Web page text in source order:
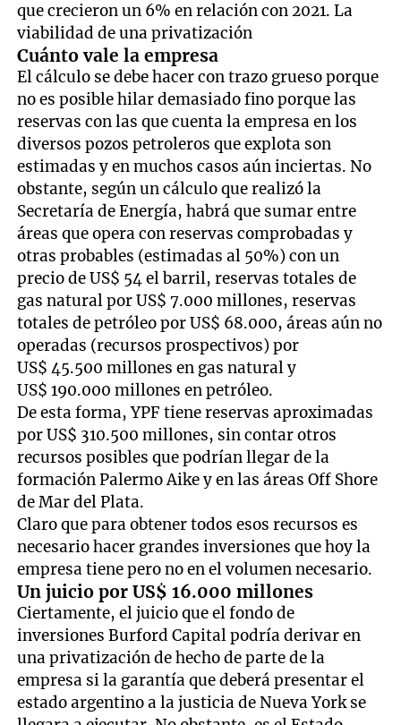
que crecieron un 6% en relación con 2021. La
viabilidad de una privatización
Cuánto vale la empresa
El cálculo se debe hacer con trazo grueso porque
no es posible hilar demasiado fino porque las
reservas con las que cuenta la empresa en los
diversos pozos petroleros que explota son
estimadas y en muchos casos aún inciertas. No
obstante, según un cálculo que realizó la
Secretaría de Energía, habrá que sumar entre
áreas que opera con reservas comprobadas y
otras probables (estimadas al 50%) con un
precio de US$ 54 el barril, reservas totales de
gas natural por US$ 7.000 millones, reservas
totales de petróleo por US$ 68.000, áreas aún no
operadas (recursos prospectivos) por
US$ 45.500 millones en gas natural y
US$ 190.000 millones en petróleo.
De esta forma, YPF tiene reservas aproximadas
por US$ 310.500 millones, sin contar otros
recursos posibles que podrían llegar de la
formación Palermo Aike y en las áreas Off Shore
de Mar del Plata.
Claro que para obtener todos esos recursos es
necesario hacer grandes inversiones que hoy la
empresa tiene pero no en el volumen necesario.
Un juicio por US$ 16.000 millones
Ciertamente, el juicio que el fondo de
inversiones Burford Capital podría derivar en
una privatización de hecho de parte de la
empresa si la garantía que deberá presentar el
estado argentino a la justicia de Nueva York se